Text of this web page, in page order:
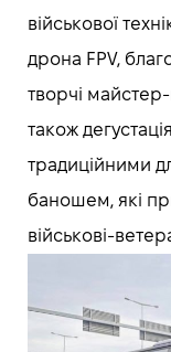
військової
дрона FPV,
творчі майстер-
також
традиційними
баношем, які
військові-